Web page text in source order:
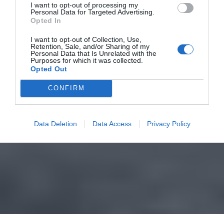
I want to opt-out of processing my
Personal Data for Targeted Advertising.
Opted In
I want to opt-out of Collection, Use,
Retention, Sale, and/or Sharing of my
Personal Data that Is Unrelated with the
Purposes for which it was collected.
Opted Out
CONFIRM
Data Deletion Data Access Privacy Policy